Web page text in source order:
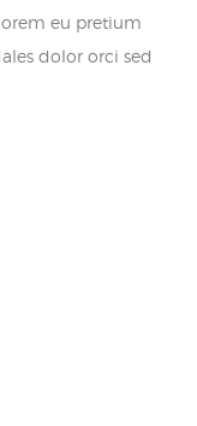
eu pretium
dolor orci sed